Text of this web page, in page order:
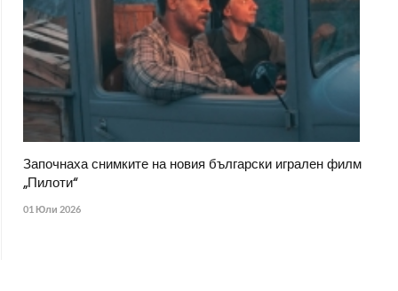
Започнаха снимките на новия български игрален филм
„Пилоти“
01 Юли 2026